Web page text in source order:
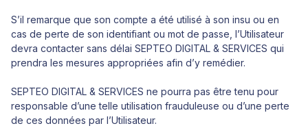
S’il remarque que son compte a été utilisé à son insu ou en
cas de perte de son identifiant ou mot de passe, l’Utilisateur
devra contacter sans délai SEPTEO DIGITAL & SERVICES qui
prendra les mesures appropriées afin d’y remédier.
SEPTEO DIGITAL & SERVICES ne pourra pas être tenu pour
responsable d’une telle utilisation frauduleuse ou d’une perte
de ces données par l’Utilisateur.